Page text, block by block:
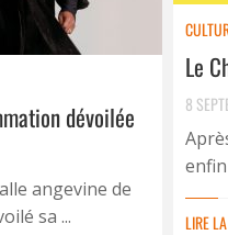
Le
8
LIRE
dévoilée
angevine de
sa ...